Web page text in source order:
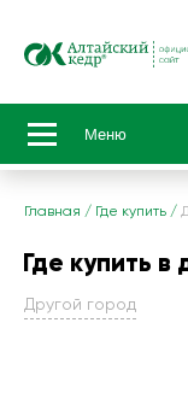
Меню
Главная / Где купить /
Где купить
Другой город